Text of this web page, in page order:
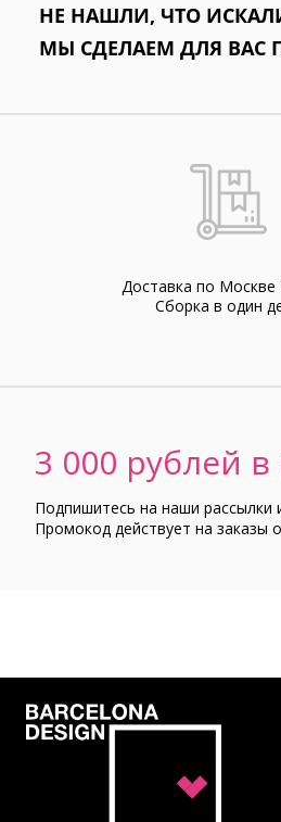
НЕ НАШЛИ, ЧТО
МЫ СДЕЛАЕМ ДЛЯ ВАС
Доставка по Москве
Cборка в один
3 000 рублей
Подпишитесь на наши рассылки
Промокод действует на заказы